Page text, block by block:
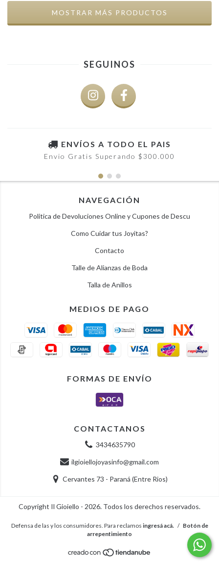
MOSTRAR MÁS PRODUCTOS
SEGUINOS
ENVÍOS A TODO EL PAIS
Envio Gratis Superando $300.000
NAVEGACIÓN
Politica de Devoluciones Online y Cupones de Descu
Como Cuidar tus Joyitas?
Contacto
Talle de Alianzas de Boda
Talla de Anillos
MEDIOS DE PAGO
FORMAS DE ENVÍO
CONTACTANOS
3434635790
ilgioiellojoyasinfo@gmail.com
Cervantes 73 - Paraná (Entre Rios)
Copyright Il Gioiello - 2026. Todos los derechos reservados.
Defensa de las y los consumidores. Para reclamos ingresá acá. / Botón de
arrepentimiento